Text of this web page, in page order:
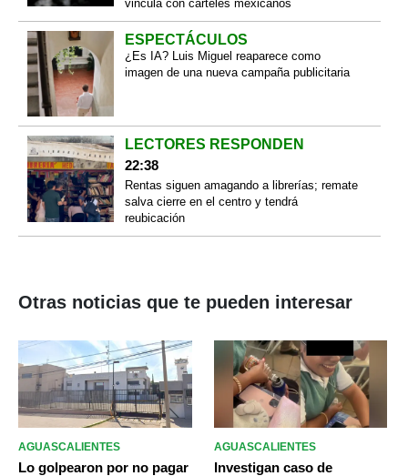
vincula con cárteles mexicanos
ESPECTÁCULOS
¿Es IA? Luis Miguel reaparece como
imagen de una nueva campaña publicitaria
LECTORES RESPONDEN
22:38
Rentas siguen amagando a librerías; remate
salva cierre en el centro y tendrá
reubicación
Otras noticias que te pueden interesar
AGUASCALIENTES
Lo golpearon por no pagar
AGUASCALIENTES
Investigan caso de